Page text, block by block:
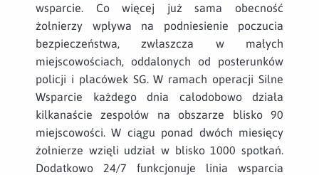
wsparcie. Co więcej już sama obecność
żołnierzy wpływa na podniesienie poczucia
bezpieczeństwa, zwłaszcza w małych
miejscowościach, oddalonych od posterunków
policji i placówek SG. W ramach operacji Silne
Wsparcie każdego dnia całodobowo działa
kilkanaście zespołów na obszarze blisko 90
miejscowości. W ciągu ponad dwóch miesięcy
żołnierze wzięli udział w blisko 1000 spotkań.
Dodatkowo 24/7 funkcjonuje linia wsparcia